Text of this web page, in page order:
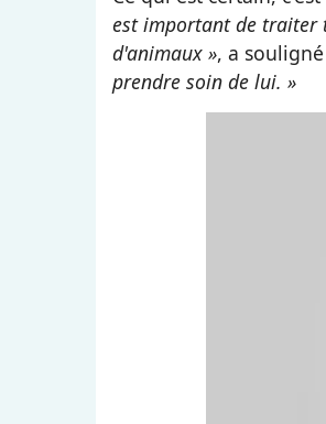
est important de traiter
d'animaux », a
prendre soin de lui. »